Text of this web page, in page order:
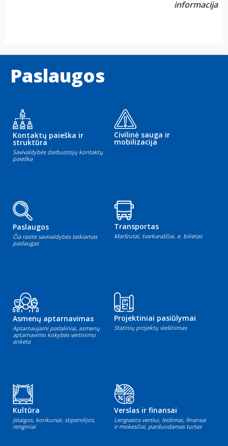
informacija
Paslaugos
Kontaktų paieška ir
struktūra
Savivaldybės darbuotojų kontaktų
paieška
Civilinė sauga ir
mobilizacija
Paslaugos
Čia rasite savivaldybės teikiamas
paslaugas
Transportas
Maršrutai, tvarkaraščiai, e. bilietas
Asmenų aptarnavimas
Aptarnaujami padaliniai, asmenų
aptarnavimo kokybės vertinimo
anketa
Projektiniai pasiūlymai
Statinių projektų viešinimas
Kultūra
Įstaigos, konkursai, stipendijos,
renginiai
Verslas ir finansai
Lengvatos verslui, leidimai, finansai
ir mokesčiai, parduodamas turtas